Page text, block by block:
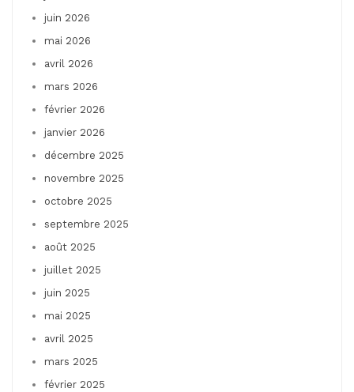
juin 2026
mai 2026
avril 2026
mars 2026
février 2026
janvier 2026
décembre 2025
novembre 2025
octobre 2025
septembre 2025
août 2025
juillet 2025
juin 2025
mai 2025
avril 2025
mars 2025
février 2025